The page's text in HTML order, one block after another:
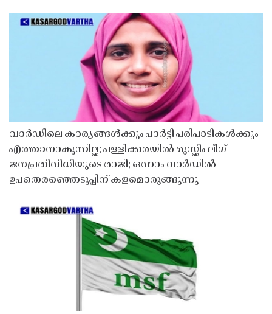
വാർഡിലെ കാര്യങ്ങൾക്കും പാർട്ടി പരിപാടികൾക്കും
എത്താനാകുന്നില്ല; പള്ളിക്കരയിൽ മുസ്ലിം ലീഗ്
ജനപ്രതിനിധിയുടെ രാജി; ഒന്നാം വാർഡിൽ
ഉപതെരഞ്ഞെടുപ്പിന് കളമൊരുങ്ങുന്നു